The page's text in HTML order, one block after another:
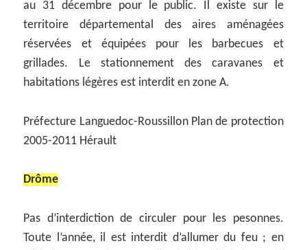
au 31 décembre pour le public. Il existe sur le
territoire départemental des aires aménagées
réservées et équipées pour les barbecues et
grillades. Le stationnement des caravanes et
habitations légères est interdit en zone A.
Préfecture Languedoc-Roussillon Plan de protection
2005-2011 Hérault
Drôme
Pas d’interdiction de circuler pour les pesonnes.
Toute l’année, il est interdit d’allumer du feu ; en